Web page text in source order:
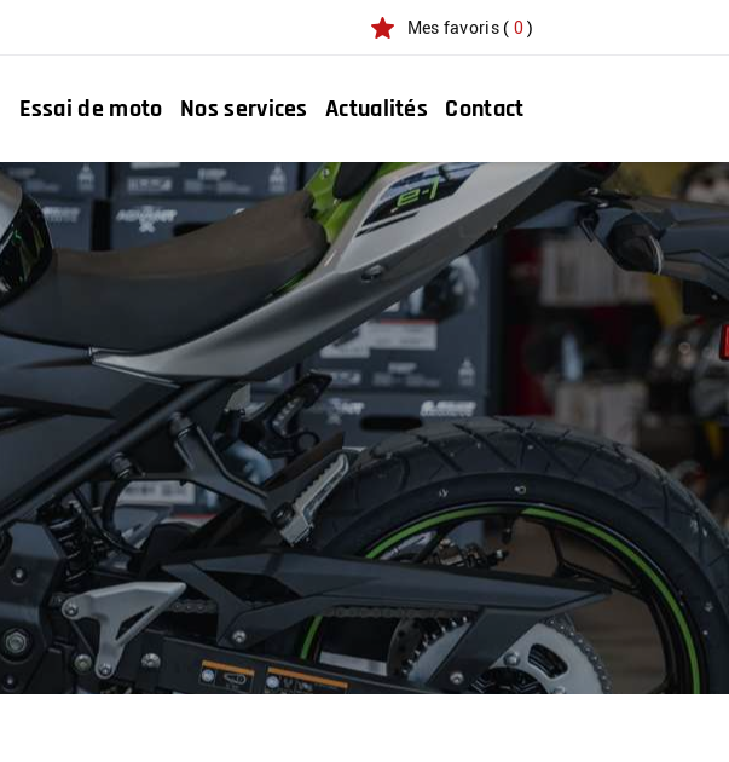
Mes favoris( 0)
Essai de moto Nos services Actualités Contact